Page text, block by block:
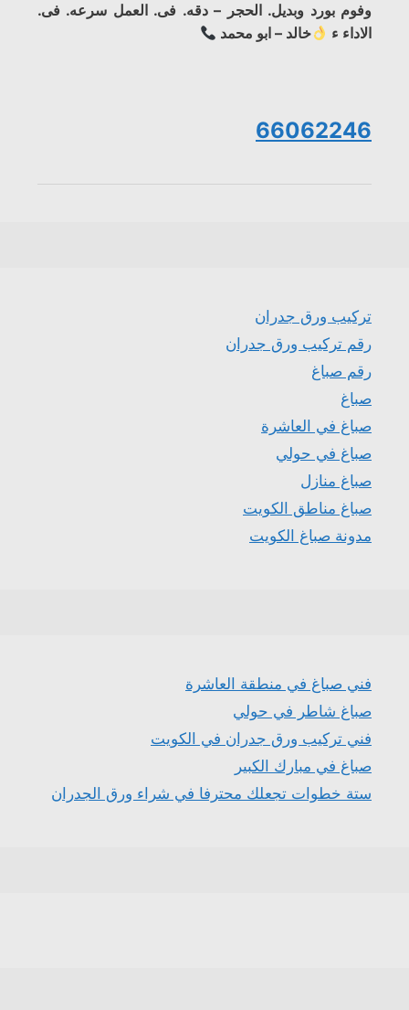
وفوم بورد وبديل. الحجر – دقه. فى. العمل سرعه. فى.
الاداء ء
خالد – ابو محمد
66062246
تركيب ورق جدران
رقم تركيب ورق جدران
رقم صباغ
صباغ
صباغ في العاشرة
صباغ في حولي
صباغ منازل
صباغ مناطق الكويت
مدونة صباغ الكويت
فني صباغ في منطقة العاشرة
صباغ شاطر في حولي
فني تركيب ورق جدران في الكويت
صباغ في مبارك الكبير
ستة خطوات تجعلك محترفا في شراء ورق الجدران